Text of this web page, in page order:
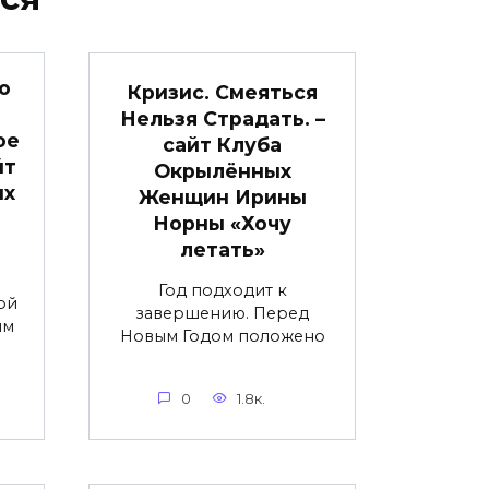
Кризис. Смеяться
Нельзя Страдать. –
сайт Клуба
Окрылённых
Женщин Ирины
Норны «Хочу
летать»
Год подходит к
завершению. Перед
Новым Годом положено
0 1.8к.